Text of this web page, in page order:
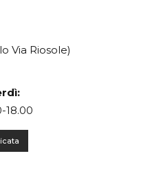
Via Riosole)
18.00